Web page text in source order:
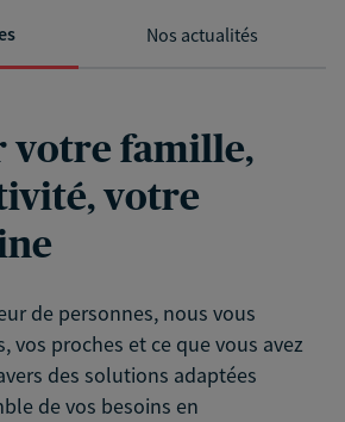
Nos actualités
votre famille,
votre
de personnes, nous vous
vos proches et ce que vous avez
des solutions adaptées
de vos besoins en